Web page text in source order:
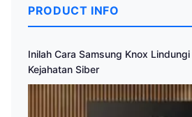
PRODUCT INFO
Inilah Cara Samsung Knox
Kejahatan Siber